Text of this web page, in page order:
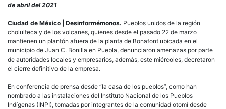
de abril del 2021
Ciudad de México | Desinformémonos. Pueblos unidos de la región
cholulteca y de los volcanes, quienes desde el pasado 22 de marzo
mantienen un plantón afuera de la planta de Bonafont ubicada en el
municipio de Juan C. Bonilla en Puebla, denunciaron amenazas por parte
de autoridades locales y empresarios, además, este miércoles, decretaron
el cierre definitivo de la empresa.
En conferencia de prensa desde “la casa de los pueblos”, como han
nombrado a las instalaciones del Instituto Nacional de los Pueblos
Indígenas (INPI), tomadas por integrantes de la comunidad otomí desde